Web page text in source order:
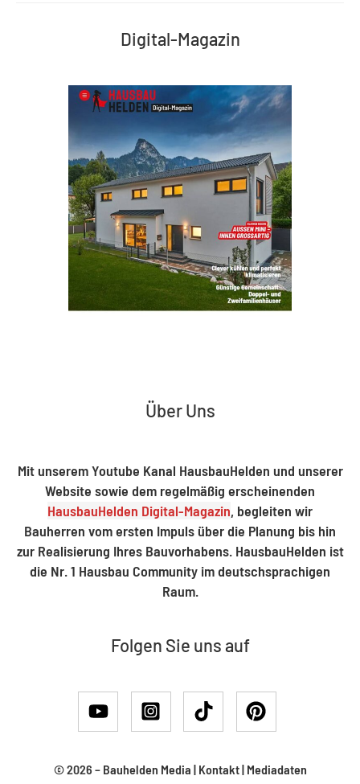
Digital-Magazin
Über Uns
Mit unserem Youtube Kanal HausbauHelden und unserer
Website sowie dem regelmäßig erscheinenden
HausbauHelden Digital-Magazin, begleiten wir
Bauherren vom ersten Impuls über die Planung bis hin
zur Realisierung Ihres Bauvorhabens. HausbauHelden ist
die Nr. 1 Hausbau Community im deutschsprachigen
Raum.
Folgen Sie uns auf
© 2026 – Bauhelden Media | Kontakt| Mediadaten